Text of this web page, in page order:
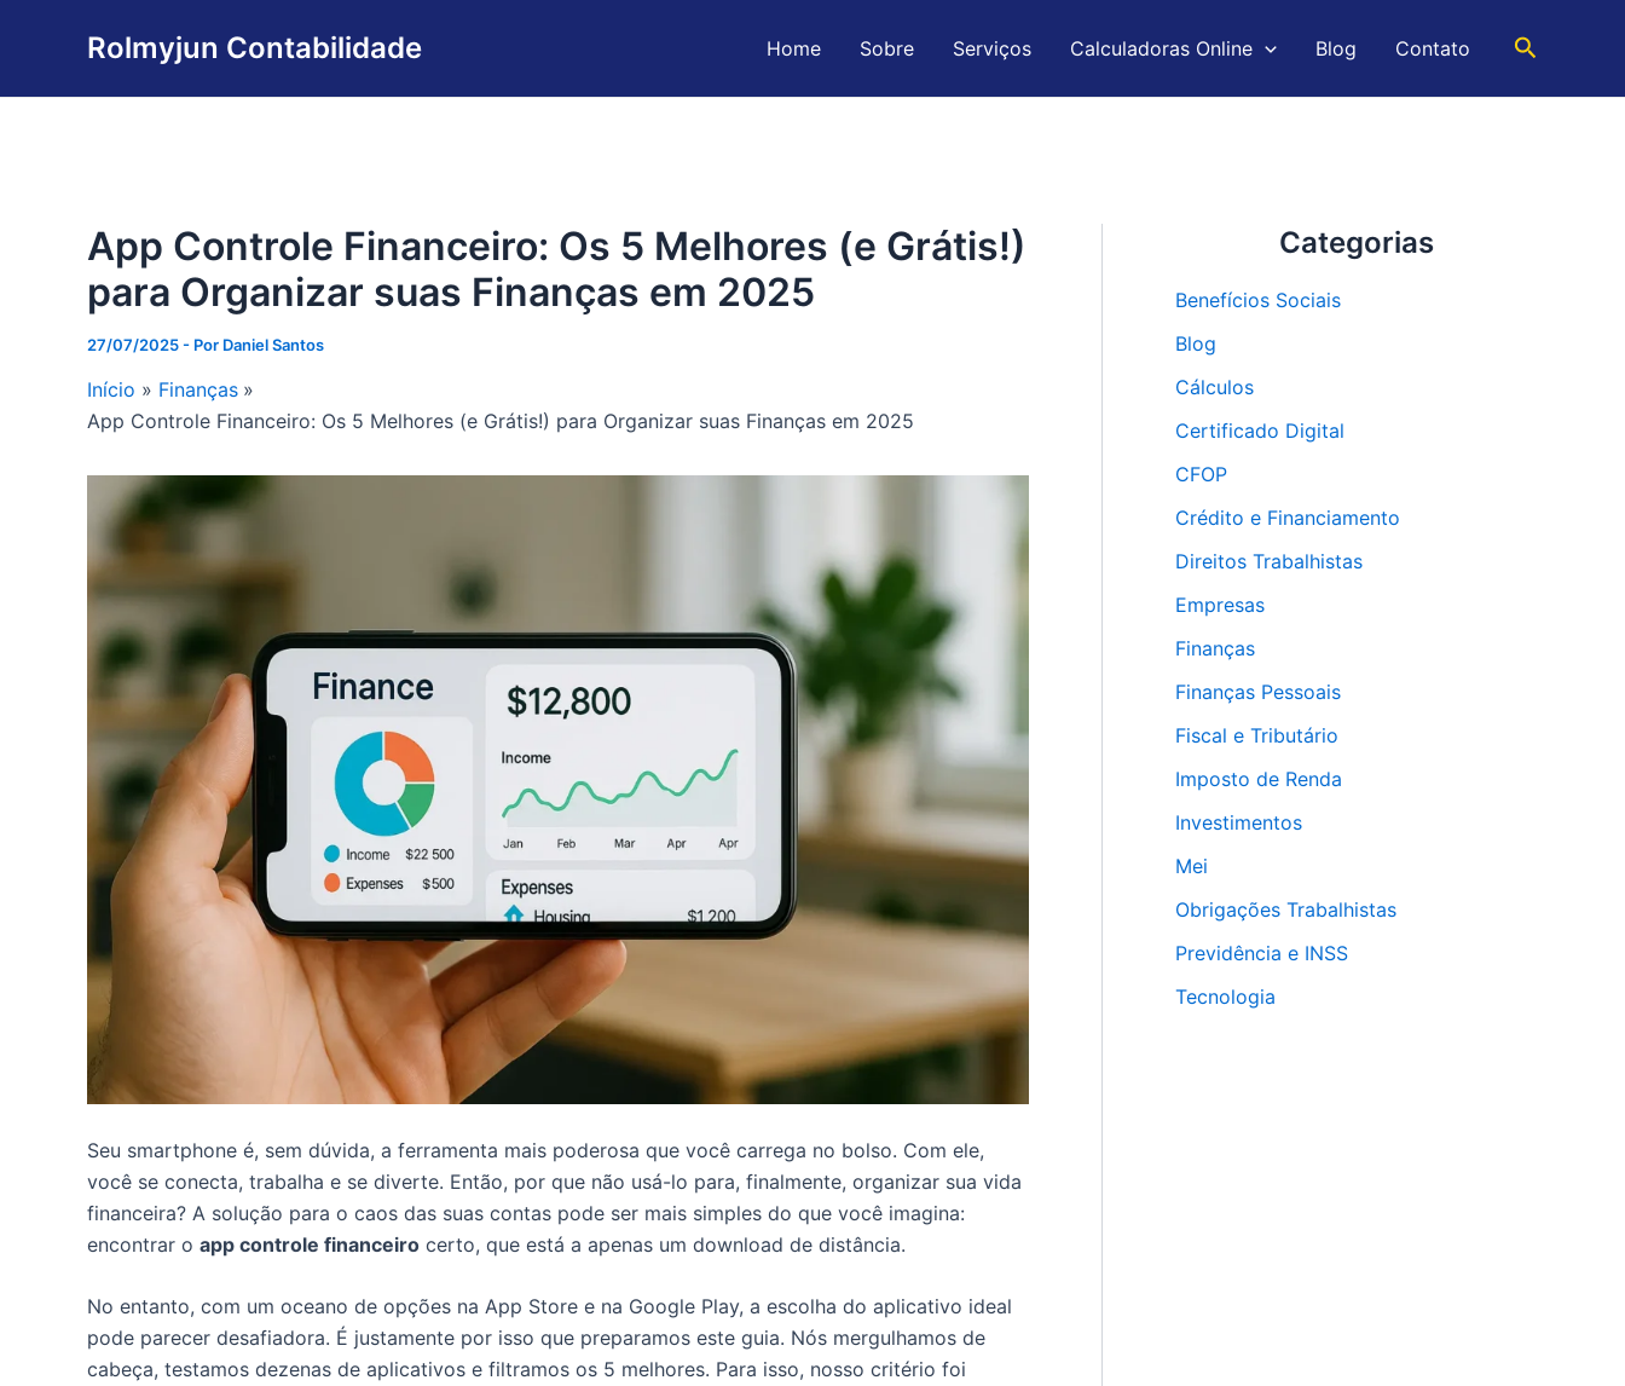
Rolmyjun Contabilidade Home Sobre Serviços Calculadoras Online Blog Contato Pesquisar
App Controle Financeiro: Os 5 Melhores (e Grátis!)
para Organizar suas Finanças em 2025
27/07/2025- Por Daniel Santos
Início
Finanças
App Controle Financeiro: Os 5 Melhores (e Grátis!) para Organizar suas Finanças em 2025
Seu smartphone é, sem dúvida, a ferramenta mais poderosa que você carrega no bolso. Com ele,
você se conecta, trabalha e se diverte. Então, por que não usá-lo para, finalmente, organizar sua vida
financeira? A solução para o caos das suas contas pode ser mais simples do que você imagina:
encontrar o app controle financeiro certo, que está a apenas um download de distância.
No entanto, com um oceano de opções na App Store e na Google Play, a escolha do aplicativo ideal
pode parecer desafiadora. É justamente por isso que preparamos este guia. Nós mergulhamos de
cabeça, testamos dezenas de aplicativos e filtramos os 5 melhores. Para isso, nosso critério foi
Categorias
Benefícios Sociais
Blog
Cálculos
Certificado Digital
CFOP
Crédito e Financiamento
Direitos Trabalhistas
Empresas
Finanças
Finanças Pessoais
Fiscal e Tributário
Imposto de Renda
Investimentos
Mei
Obrigações Trabalhistas
Previdência e INSS
Tecnologia